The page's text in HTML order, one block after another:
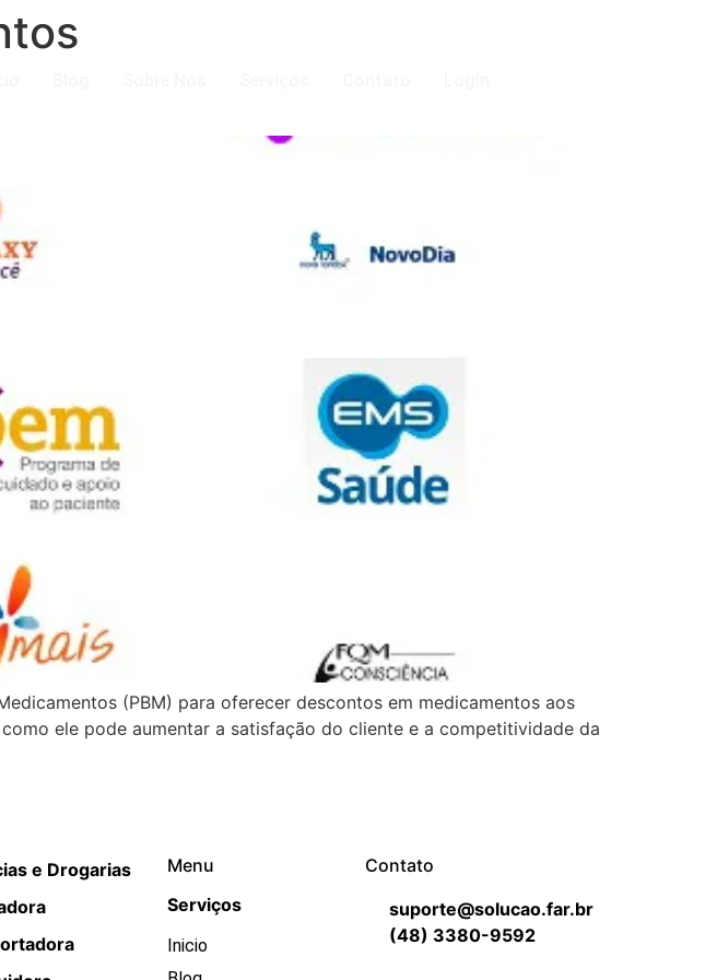
(PBM) para oferecer descontos em medicamentos aos
ele pode aumentar a satisfação do cliente e a competitividade da
e Drogarias
Menu
Serviços
Inicio
Contato
suporte@solucao.far.br
(48) 3380-9592